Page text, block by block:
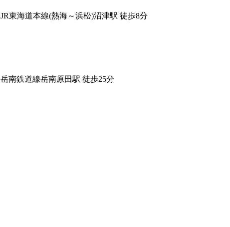
JR東海道本線(熱海～浜松)沼津駅 徒歩8分
岳南鉄道線岳南原田駅 徒歩25分